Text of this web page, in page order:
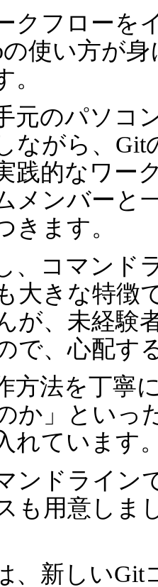
クフローを
の使い方が
。
元のパソコ
ながら、
践的なワー
メンバーと
きます。
、コマンド
大きな特徴
が、未経験
で、心配す
方法を丁寧
か」といっ
れています
ンドライン
も用意しま
、新しいGit